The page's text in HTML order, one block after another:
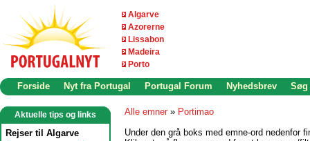
Algarve
Azorerne
Lissabon
Madeira
Porto
Forside Nyt fra Portugal Portugal Forum Nyhedsbrev Søg
Aktuelle tips og links
Rejser til Algarve
Alle emner » Portimao
Under den grå boks med emne-ord nedenfor